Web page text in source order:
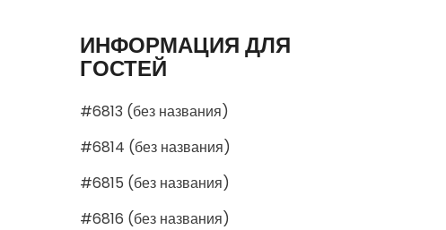
ИНФОРМАЦИЯ ДЛЯ
ГОСТЕЙ
#6813 (без названия)
#6814 (без названия)
#6815 (без названия)
#6816 (без названия)